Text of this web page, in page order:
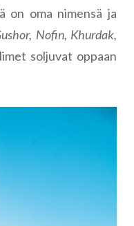
on oma nimensä ja
Nofin, Khurdak,
soljuvat oppaan